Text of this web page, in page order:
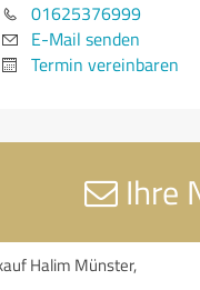
01625376999
E-Mail senden
Termin vereinbaren
Ihre